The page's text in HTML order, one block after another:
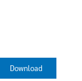
Download